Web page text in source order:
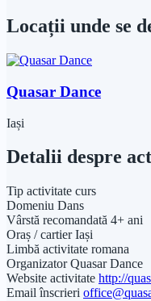
Locații unde se
Quasar Dance
Iași
Detalii despre
Tip activitate curs
Domeniu Dans
Vârstă recomandată 4+ ani
Oraș / cartier Iași
Limbă activitate romana
Organizator Quasar Dance
Website activitate http://
Email înscrieri